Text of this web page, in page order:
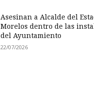
Asesinan a Alcalde del
Morelos dentro de las
del Ayuntamiento
22/07/2026